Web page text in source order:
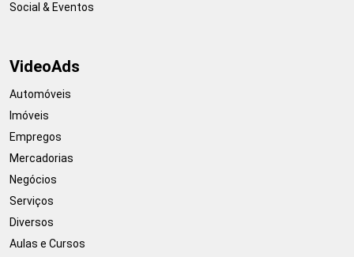
Social & Eventos
VideoAds
Automóveis
Imóveis
Empregos
Mercadorias
Negócios
Serviços
Diversos
Aulas e Cursos